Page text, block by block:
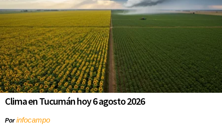
Clima en Tucumán hoy 6 agosto 2026
Porinfocampo